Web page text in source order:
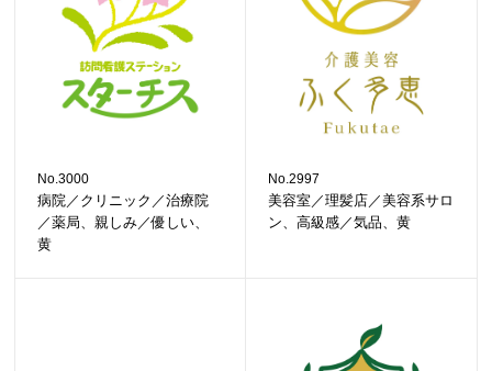
No.3000
病院／クリニック／治療院
／薬局、親しみ／優しい、
黄
No.2997
美容室／理髪店／美容系サロ
ン、高級感／気品、黄